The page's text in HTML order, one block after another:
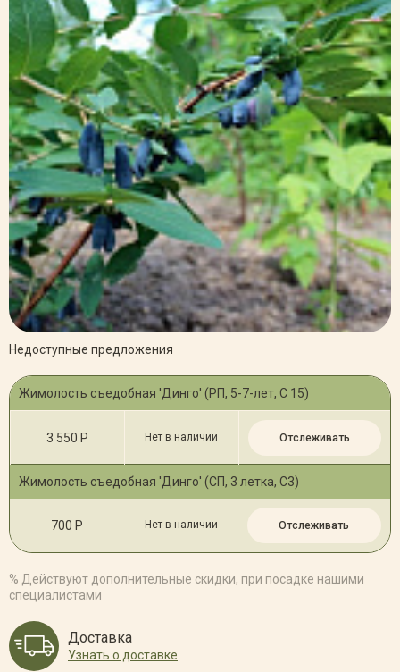
Недоступные предложения
Жимолость съедобная 'Динго' (РП, 5-7-лет, С 15)
3 550 Р Нет в наличии Отслеживать
Жимолость съедобная 'Динго' (СП, 3 летка, С3)
700 Р Нет в наличии Отслеживать
% Действуют дополнительные скидки, при посадке нашими
специалистами
Доставка
Узнать о доставке